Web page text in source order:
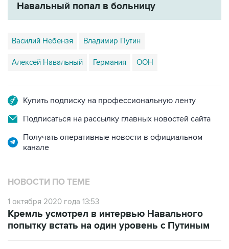
Навальный попал в больницу
Василий Небензя Владимир Путин
Алексей Навальный Германия ООН
Купить подписку на профессиональную ленту
Подписаться на рассылку главных новостей сайта
Получать оперативные новости в официальном
канале
НОВОСТИ ПО ТЕМЕ
1 октября 2020 года 13:53
Кремль усмотрел в интервью Навального
попытку встать на один уровень с Путиным